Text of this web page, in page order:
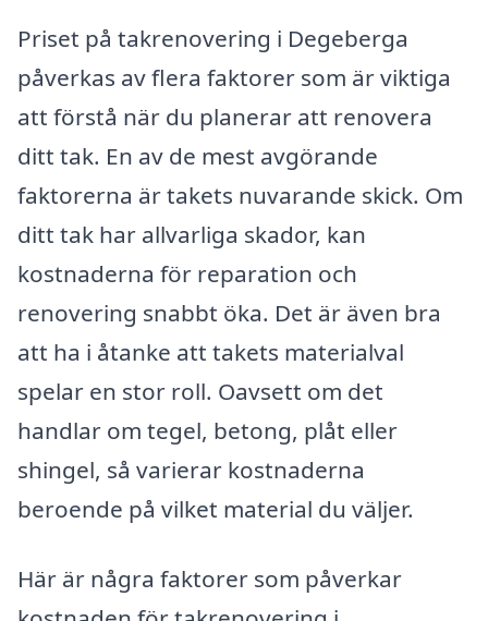
Priset på takrenovering i Degeberga
påverkas av flera faktorer som är viktiga
att förstå när du planerar att renovera
ditt tak. En av de mest avgörande
faktorerna är takets nuvarande skick. Om
ditt tak har allvarliga skador, kan
kostnaderna för reparation och
renovering snabbt öka. Det är även bra
att ha i åtanke att takets materialval
spelar en stor roll. Oavsett om det
handlar om tegel, betong, plåt eller
shingel, så varierar kostnaderna
beroende på vilket material du väljer.
Här är några faktorer som påverkar